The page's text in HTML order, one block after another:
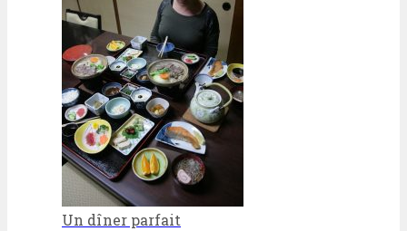
Un dîner parfait